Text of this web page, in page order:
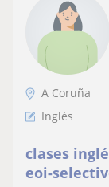
A Coruña
Inglés
clases
eoi-